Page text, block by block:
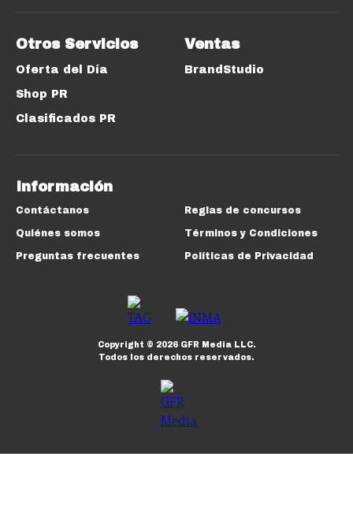
Otros Servicios
Oferta del Día
Shop PR
Clasificados PR
Ventas
BrandStudio
Información
Contáctanos
Quiénes somos
Preguntas frecuentes
Reglas de concursos
Términos y Condiciones
Políticas de Privacidad
Copyright © 2026GFR Media LLC.
Todos los derechos reservados.